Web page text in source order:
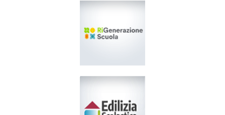
►
Rigenerazione Scuola
►